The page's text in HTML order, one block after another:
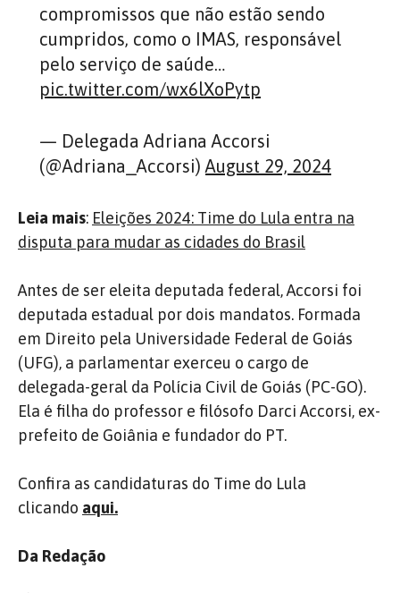
compromissos que não estão sendo
cumpridos, como o IMAS, responsável
pelo serviço de saúde…
pic.twitter.com/wx6lXoPytp
— Delegada Adriana Accorsi
(@Adriana_Accorsi) August 29, 2024
Leia mais: Eleições 2024: Time do Lula entra na
disputa para mudar as cidades do Brasil
Antes de ser eleita deputada federal, Accorsi foi
deputada estadual por dois mandatos. Formada
em Direito pela Universidade Federal de Goiás
(UFG), a parlamentar exerceu o cargo de
delegada-geral da Polícia Civil de Goiás (PC-GO).
Ela é filha do professor e filósofo Darci Accorsi, ex-
prefeito de Goiânia e fundador do PT.
Confira as candidaturas do Time do Lula
clicando aqui.
Da Redação